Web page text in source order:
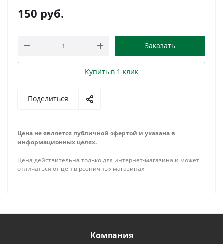
150 руб.
Заказать
Купить в 1 клик
Поделиться
Цена не является публичной офертой и указана в
информационных целях.
Цена действительна только для интернет-магазина и может
отличаться от цен в розничных магазинах
Компания